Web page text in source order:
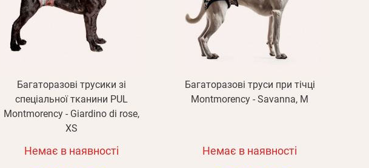
Багаторазові трусики зі
спеціальної тканини PUL
Montmorency - Giardino di rose,
XS
Немає в наявності
Багаторазові труси при тічці
Montmorency - Savanna, M
Немає в наявності